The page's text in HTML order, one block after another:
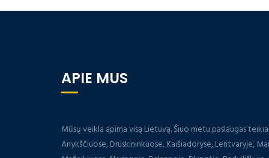
APIE MUS
Mūsų veikla apima visą Lietuvą. Šiuo metu paslaugas
Anykščiuose, Druskininkuose, Kaišiadoryse, Lentvaryje,